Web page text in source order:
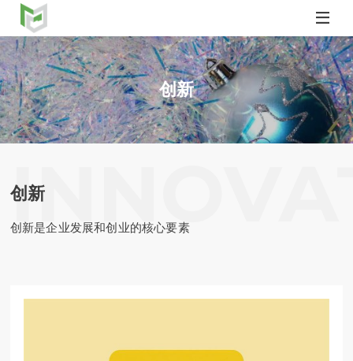

创新
创新
创新是企业发展和创业的核心要素